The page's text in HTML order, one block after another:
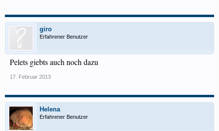
giro
Erfahrener Benutzer
Pelets giebts auch noch dazu
17. Februar 2013
Helena
Erfahrener Benutzer